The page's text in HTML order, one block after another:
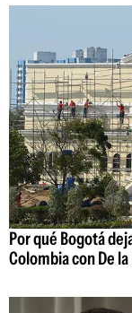
Por qué Bogotá
Colombia con De